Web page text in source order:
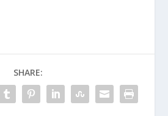
SHARE: